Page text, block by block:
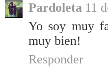
Pardoleta 11
Yo soy muy
muy bien!
Responder